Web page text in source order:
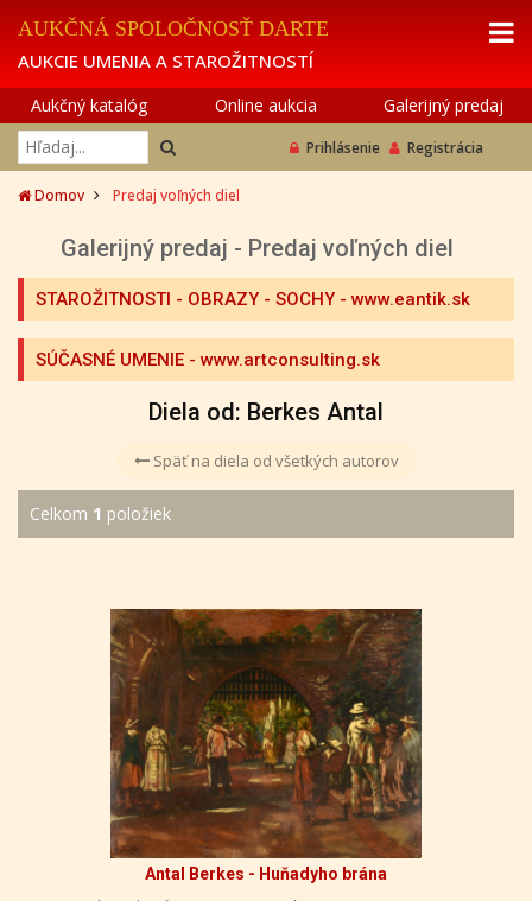
AUKČNÁ SPOLOČNOSŤ DARTE
AUKCIE UMENIA A STAROŽITNOSTÍ
Aukčný katalóg Online aukcia Galerijný predaj
Prihlásenie Registrácia
Domov Predaj voľných diel
Galerijný predaj - Predaj voľných diel
STAROŽITNOSTI - OBRAZY - SOCHY - www.eantik.sk
SÚČASNÉ UMENIE - www.artconsulting.sk
Diela od: Berkes Antal
Späť na diela od všetkých autorov
Celkom 1 položiek
Antal Berkes - Huňadyho brána